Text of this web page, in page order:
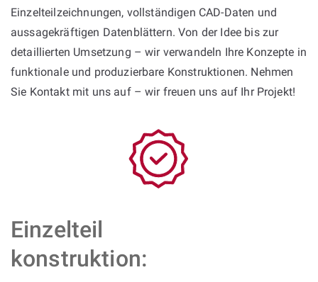
Einzelteilzeichnungen, vollständigen CAD-Daten und
aussagekräftigen Datenblättern. Von der Idee bis zur
detaillierten Umsetzung – wir verwandeln Ihre Konzepte in
funktionale und produzierbare Konstruktionen. Nehmen
Sie Kontakt mit uns auf – wir freuen uns auf Ihr Projekt!
Einzelteil
konstruktion: